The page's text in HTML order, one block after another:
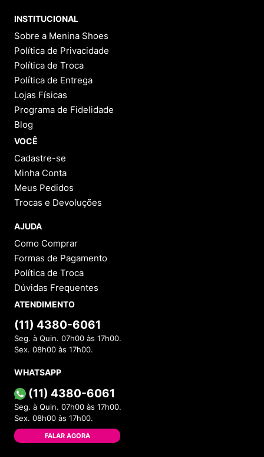
INSTITUCIONAL
Sobre a Menina Shoes
Política de Privacidade
Política de Troca
Política de Entrega
Lojas Físicas
Programa de Fidelidade
Blog
VOCÊ
Cadastre-se
Minha Conta
Meus Pedidos
Trocas e Devoluções
AJUDA
Como Comprar
Formas de Pagamento
Política de Troca
Dúvidas Frequentes
ATENDIMENTO
(11) 4380-6061
Seg. à Quin. 07h00 às 17h00.
Sex. 08h00 às 17h00.
WHATSAPP
(11) 4380-6061
Seg. à Quin. 07h00 às 17h00.
Sex. 08h00 às 17h00.
FALAR AGORA